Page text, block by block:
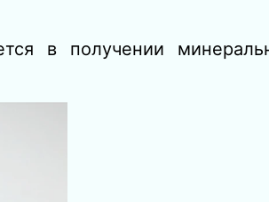
в получении